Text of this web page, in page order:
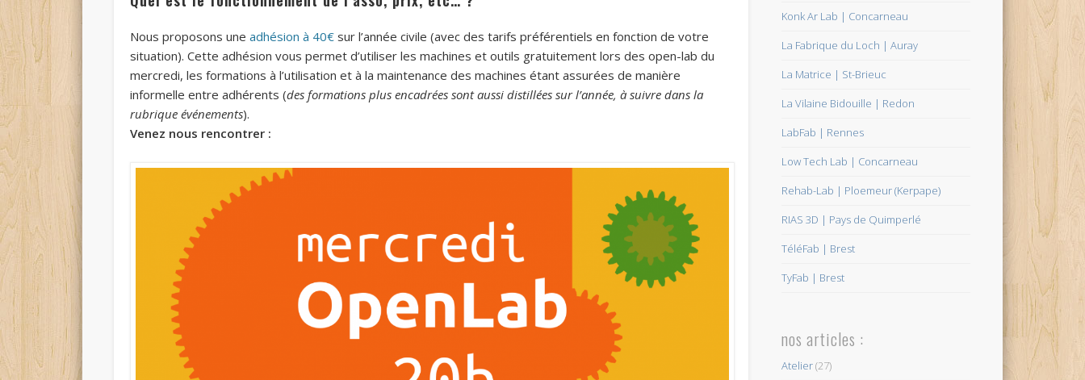
Nous proposons une adhésion à 40€sur l’année civile (avec des tarifs préférentiels en fonction de votre
situation). Cette adhésion vous permet d’utiliser les machines et outils gratuitement lors des open-lab du
mercredi, les formations à l’utilisation et à la maintenance des machines étant assurées de manière
informelle entre adhérents (des formations plus encadrées sont aussi distillées sur l’année, à suivre dans la
rubrique événements).
Venez nous rencontrer :
Konk Ar Lab | Concarneau
La Fabrique du Loch | Auray
La Matrice | St-Brieuc
La Vilaine Bidouille | Redon
LabFab | Rennes
Low Tech Lab | Concarneau
Rehab-Lab | Ploemeur (Kerpape)
RIAS 3D | Pays de Quimperlé
TéléFab | Brest
TyFab | Brest
nos articles :
Atelier(27)